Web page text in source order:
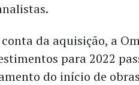
da aquisição, a
para 2022
do início de